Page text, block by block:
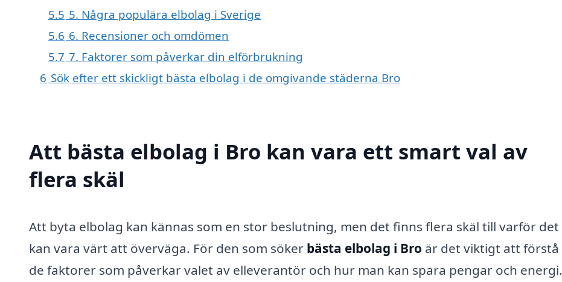
5.5 5. Några populära elbolag i Sverige
5.6 6. Recensioner och omdömen
5.7 7. Faktorer som påverkar din elförbrukning
6 Sök efter ett skickligt bästa elbolag i de omgivande städerna Bro
Att bästa elbolag i Bro kan vara ett smart val av
flera skäl
Att byta elbolag kan kännas som en stor beslutning, men det finns flera skäl till varför det
kan vara värt att överväga. För den som söker bästa elbolag i Bro är det viktigt att förstå
de faktorer som påverkar valet av elleverantör och hur man kan spara pengar och energi.